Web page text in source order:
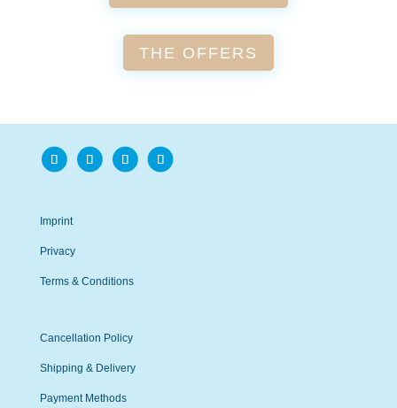
THE OFFERS
Imprint
Privacy
Terms & Conditions
Cancellation Policy
Shipping & Delivery
Payment Methods